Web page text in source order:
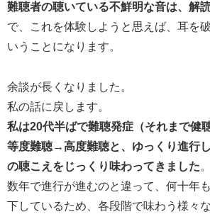
難聴者の聴いている不鮮明な音は、解
で、これを体験しようと思えば、耳を
いうことになります。
余談が長くなりました。
私の話に戻します。
私は20代半ばで難聴発症（それまで
等度難聴→高度難聴と、ゆっくり進行
の聴こえをじっくり味わってきました。
数年で進行が進むのと違って、何十年
下しているため、各段階で味わう様々